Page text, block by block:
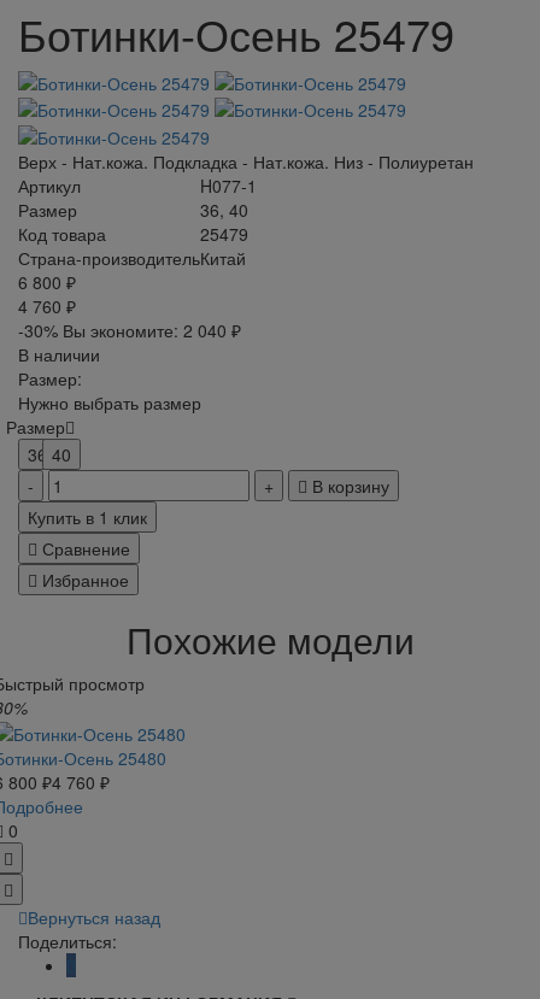
Ботинки-Осень 25479
Верх - Нат.кожа. Подкладка - Нат.кожа. Низ - Полиуретан
Артикул
H077-1
Размер
36, 40
Код товара
25479
Страна-производительКитай
6 800 ₽
4 760 ₽
-30% Вы экономите: 2 040 ₽
В наличии
Размер:
Нужно выбрать размер
Размер
36 40
В корзину
Купить в 1 клик
Сравнение
Избранное
Похожие модели
просмотр
Осень 25480
800 ₽4 760 ₽
0
Вернуться назад
Поделиться: